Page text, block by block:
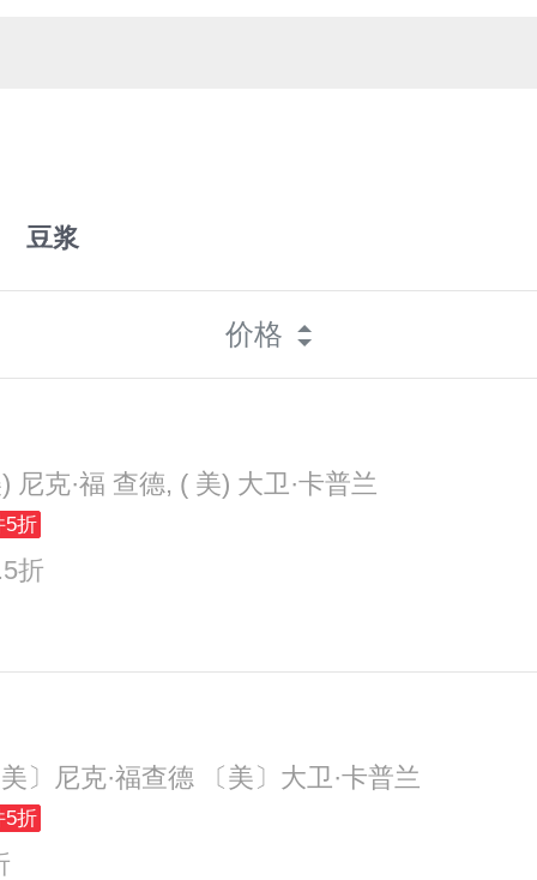
豆浆
价格
尼克·福 查德, ( 美) 大卫·卡普兰
5折
折
〕尼克·福查德 〔美〕大卫·卡普兰
5折